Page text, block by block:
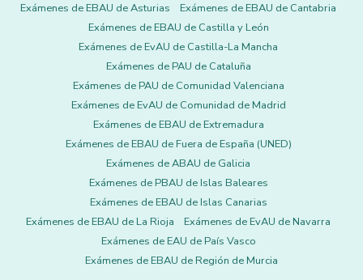
Exámenes de EBAU de Asturias
Exámenes de EBAU de Cantabria
Exámenes de EBAU de Castilla y León
Exámenes de EvAU de Castilla-La Mancha
Exámenes de PAU de Cataluña
Exámenes de PAU de Comunidad Valenciana
Exámenes de EvAU de Comunidad de Madrid
Exámenes de EBAU de Extremadura
Exámenes de EBAU de Fuera de España (UNED)
Exámenes de ABAU de Galicia
Exámenes de PBAU de Islas Baleares
Exámenes de EBAU de Islas Canarias
Exámenes de EBAU de La Rioja
Exámenes de EvAU de Navarra
Exámenes de EAU de País Vasco
Exámenes de EBAU de Región de Murcia